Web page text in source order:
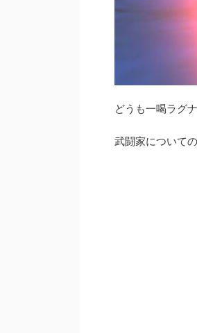
どうも一喝ラグナ
武闘家について